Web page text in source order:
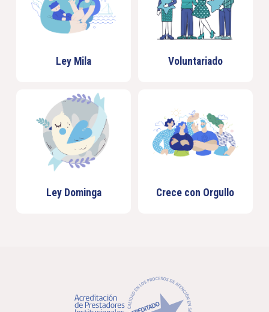
Ley Mila Voluntariado
Ley Dominga Crece con Orgullo